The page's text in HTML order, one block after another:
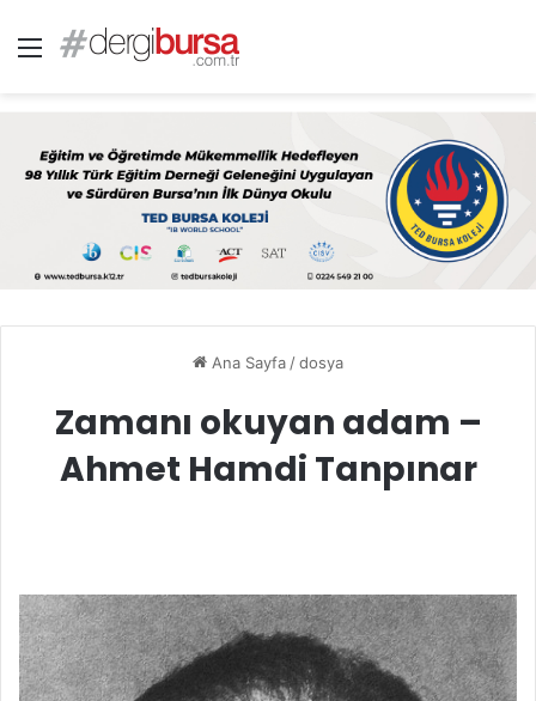
Menü
Ana Sayfa/dosya
Zamanı okuyan adam –
Ahmet Hamdi Tanpınar